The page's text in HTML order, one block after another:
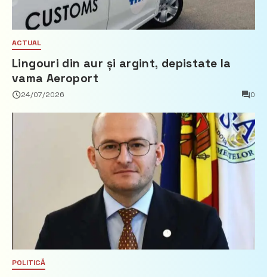
ACTUAL
Lingouri din aur și argint, depistate la
vama Aeroport
24/07/2026 0
POLITICĂ